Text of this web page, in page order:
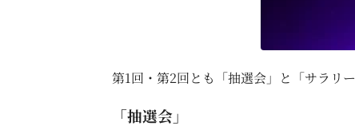
第1回・第2回とも「抽選会」と「サラリ
「抽選会」